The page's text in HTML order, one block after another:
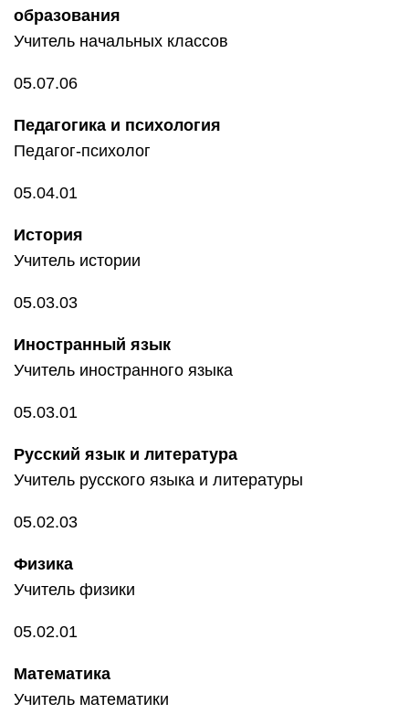
образования
Учитель начальных классов
05.07.06
Педагогика и психология
Педагог-психолог
05.04.01
История
Учитель истории
05.03.03
Иностранный язык
Учитель иностранного языка
05.03.01
Русский язык и литература
Учитель русского языка и литературы
05.02.03
Физика
Учитель физики
05.02.01
Математика
Учитель математики